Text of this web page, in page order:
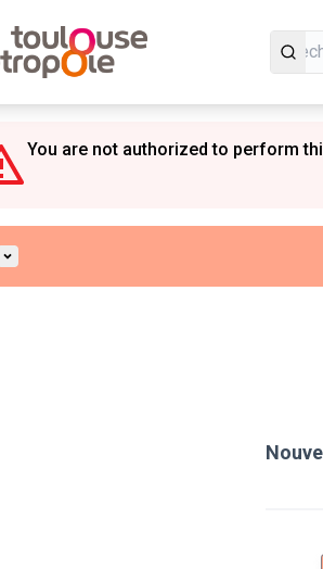
You are not authorized to perform
principal